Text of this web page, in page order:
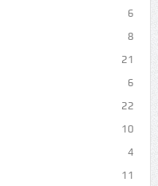
6
8
21
6
22
10
4
11